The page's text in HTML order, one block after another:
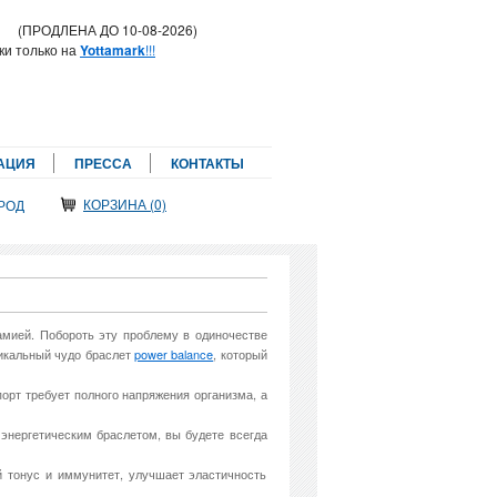
(ПРОДЛЕНА ДО 10-08-2026)
только на Yottamark!!!
ПРЕССА КОНТАКТЫ
КОРЗИНА (0)
Побороть эту проблему в одиночестве
чудо браслетpower balance , который
требует полного напряжения организма, а
браслетом, вы будете всегда
и иммунитет, улучшает эластичность